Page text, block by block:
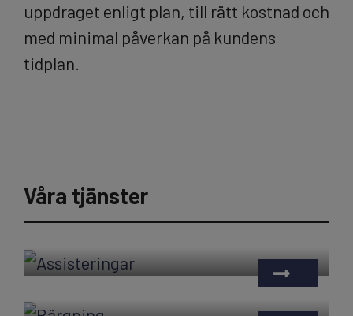
uppdraget enligt plan, till rätt kostnad och
med minimal påverkan på kundens
tidplan.
Våra tjänster
Bärgning